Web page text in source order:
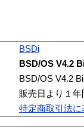
BSDi
BSD/OS V4.2
BSD/OS V4.2
販売日より１
特定商取引法